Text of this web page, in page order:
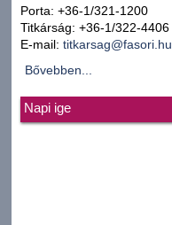
Porta: +36-1/321-1200
Titkárság: +36-1/322-4406
E-mail: titkarsag@fasori.hu
Bővebben...
Napi ige